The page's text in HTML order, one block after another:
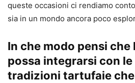
queste occasioni ci rendiamo
sia in un mondo ancora poco
In che modo pensi che
possa integrarsi con
tradizioni tartufaie